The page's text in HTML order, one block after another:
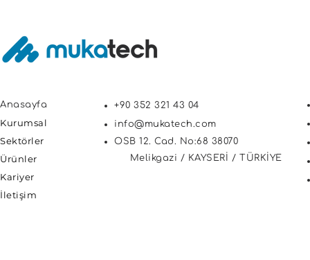
Anasayfa
Kurumsal
Sektörler
Ürünler
Kariyer
İletişim
+90 352 321 43 04
info@mukatech.com
OSB 12. Cad. No:68 38070
Melikgazi / KAYSERİ / TÜRKİYE